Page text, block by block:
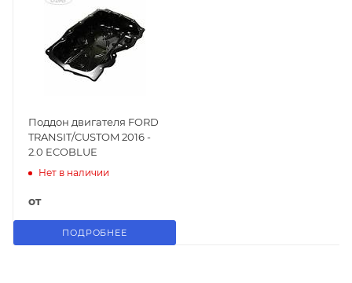
Поддон двигателя FORD
TRANSIT/CUSTOM 2016 -
2.0 ECOBLUE
Нет в наличии
от
ПОДРОБНЕЕ